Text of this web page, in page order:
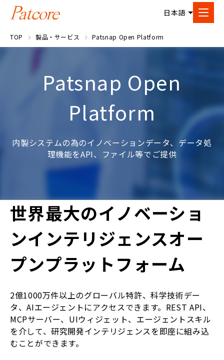
TOP 製品・サービス Patsnap Open Platform
Patsnap Open
Platform
内製システムの為のイノベーションデータ、データ処
理機能をAPI、ファイル等でご提供
世界最大のイノベーショ
ンインテリジェンスオー
プンプラットフォーム
2億1000万件以上のグローバル特許、科学技術デー
タ、AIエージェントにアクセスできます。REST API、
MCPサーバー、UIウィジェット、エージェントスキル
を介して、研究開発インテリジェンスを即座に組み込
むことができます。